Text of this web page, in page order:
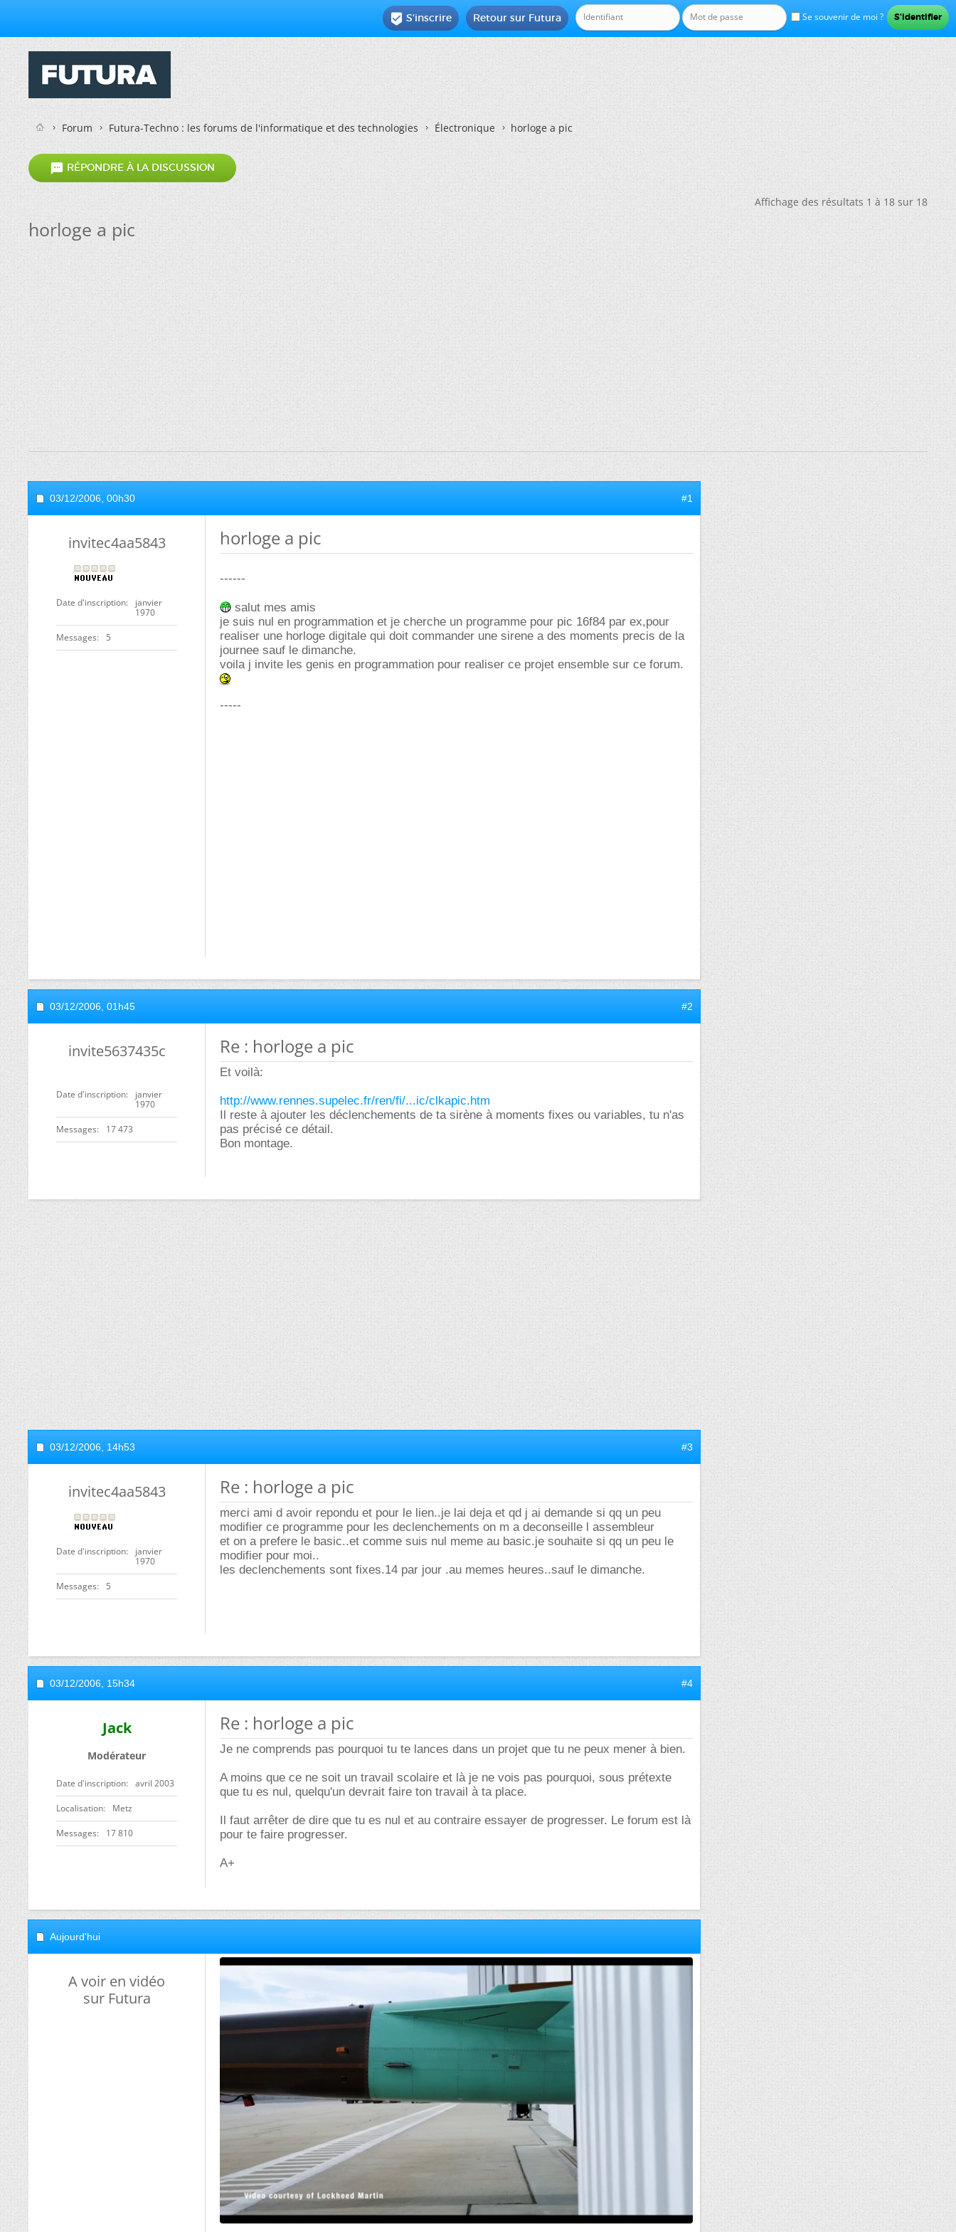
Se souvenir de moi ?
Retour sur Futura
 S'inscrire
Forum Futura-Techno : les forums de l'informatique et des technologies Électronique horloge a pic
 RÉPONDRE À LA DISCUSSION
Affichage des résultats 1 à 18 sur 18
horloge a pic
03/12/2006, 00h30 #1
invitec4aa5843
Date d'inscription
janvier
1970
Messages 5
horloge a pic
------
salut mes amis
je suis nul en programmation et je cherche un programme pour pic 16f84 par ex,pour
realiser une horloge digitale qui doit commander une sirene a des moments precis de la
journee sauf le dimanche.
voila j invite les genis en programmation pour realiser ce projet ensemble sur ce forum.
-----
03/12/2006, 01h45 #2
invite5637435c
Date d'inscription
janvier
1970
Messages 17 473
Re : horloge a pic
Et voilà:
http://www.rennes.supelec.fr/ren/fi/...ic/clkapic.htm
Il reste à ajouter les déclenchements de ta sirène à moments fixes ou variables, tu n'as
pas précisé ce détail.
Bon montage.
03/12/2006, 14h53 #3
invitec4aa5843
Date d'inscription
janvier
1970
Messages 5
Re : horloge a pic
merci ami d avoir repondu et pour le lien..je lai deja et qd j ai demande si qq un peu
modifier ce programme pour les declenchements on m a deconseille l assembleur
et on a prefere le basic..et comme suis nul meme au basic.je souhaite si qq un peu le
modifier pour moi..
les declenchements sont fixes.14 par jour .au memes heures..sauf le dimanche.
03/12/2006, 15h34 #4
Jack
Modérateur
Date d'inscription avril 2003
Localisation Metz
Messages 17 810
Re : horloge a pic
Je ne comprends pas pourquoi tu te lances dans un projet que tu ne peux mener à bien.
A moins que ce ne soit un travail scolaire et là je ne vois pas pourquoi, sous prétexte
que tu es nul, quelqu'un devrait faire ton travail à ta place.
Il faut arrêter de dire que tu es nul et au contraire essayer de progresser. Le forum est là
pour te faire progresser.
A+
Aujourd'hui
A voir en vidéo
sur Futura